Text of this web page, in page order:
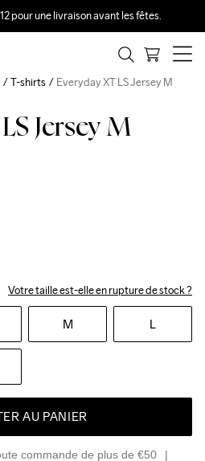
pour une livraison avant les fêtes.
Jersey M
Votre taille est-elle en rupture de stock ?
M L
AU PANIER
commande de plus de €50
T-shirts Everyday XT LS Jersey M